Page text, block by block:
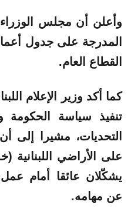
وأعلن أن مجلس الوزراء
المدرجة على جدول
القطاع العام.
كما أكد وزير الإعلام
تنفيذ سياسة
التحديات، مشيرا إلى أن
على الأراضي
يشكّلان عائقا أمام
عن مهامه.